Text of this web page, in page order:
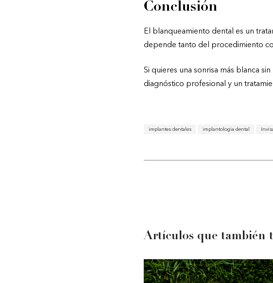
Conclusión
El blanqueamiento dental es un
depende tanto del procedimiento
Si quieres una sonrisa más blanca
diagnóstico profesional y un
implantes dentales implantologia dental
Artículos que también